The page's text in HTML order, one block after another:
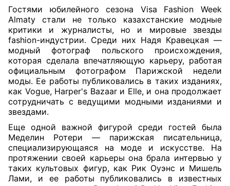
Гостями юбилейного сезона Visa Fashion Week
Almaty стали не только казахстанские модные
критики и журналисты, но и мировые звезды
fashion-индустрии. Среди них Надя Кравецкая —
модный фотограф польского происхождения,
которая сделала впечатляющую карьеру, работая
официальным фотографом Парижской недели
моды. Ее работы публиковались в таких изданиях,
как Vogue, Harper's Bazaar и Elle, и она продолжает
сотрудничать с ведущими модными изданиями и
звездами.
Еще одной важной фигурой среди гостей была
Меделин Ротери — парижская писательница,
специализирующаяся на моде и искусстве. На
протяжении своей карьеры она брала интервью у
таких культовых фигур, как Рик Оуэнс и Мишель
Лами, и ее работы публиковались в известных